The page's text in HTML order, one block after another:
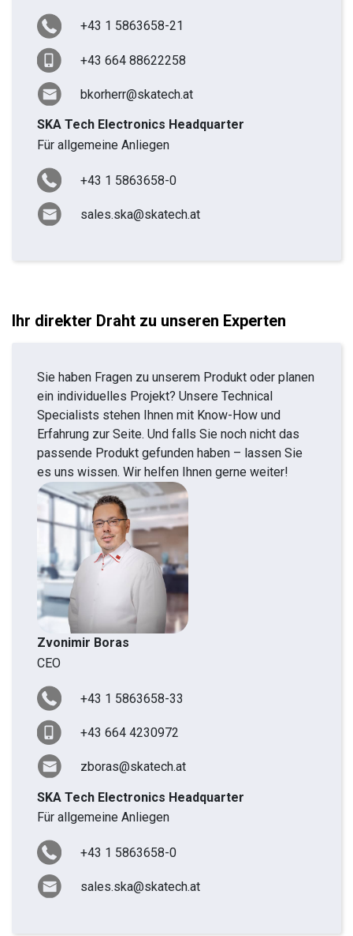
+43 1 5863658-21
+43 664 88622258
bkorherr@skatech.at
SKA Tech Electronics Headquarter
Für allgemeine Anliegen
+43 1 5863658-0
sales.ska@skatech.at
Ihr direkter Draht zu unseren Experten
Sie haben Fragen zu unserem Produkt oder planen
ein individuelles Projekt? Unsere Technical
Specialists stehen Ihnen mit Know-How und
Erfahrung zur Seite. Und falls Sie noch nicht das
passende Produkt gefunden haben – lassen Sie
es uns wissen. Wir helfen Ihnen gerne weiter!
Zvonimir Boras
CEO
+43 1 5863658-33
+43 664 4230972
zboras@skatech.at
SKA Tech Electronics Headquarter
Für allgemeine Anliegen
+43 1 5863658-0
sales.ska@skatech.at